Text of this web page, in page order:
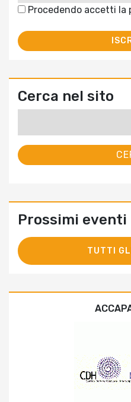
Procedendo accetti la
Cerca nel sito
Prossimi eventi
TUTTI